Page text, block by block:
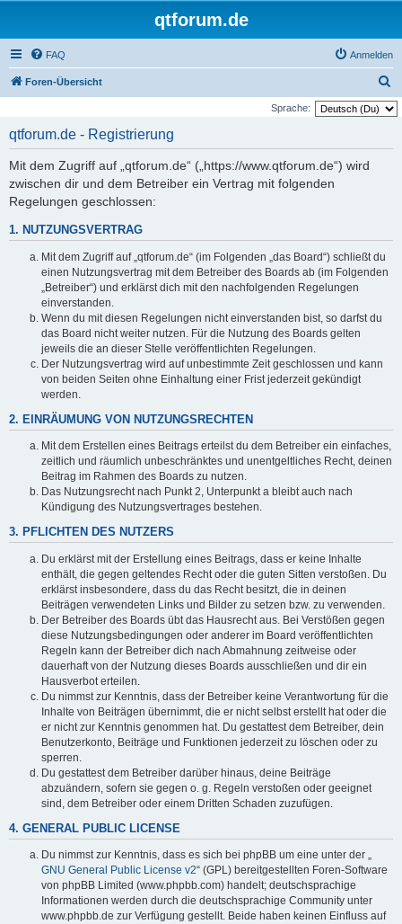
qtforum.de
FAQ Anmelden
Foren-Übersicht
u
Sprache:
qtforum.de - Registrierung
Mit dem Zugriff auf „qtforum.de“ („https://www.qtforum.de“) wird
zwischen dir und dem Betreiber ein Vertrag mit folgenden
Regelungen geschlossen:
1. NUTZUNGSVERTRAG
Mit dem Zugriff auf „qtforum.de“ (im Folgenden „das Board“) schließt du
einen Nutzungsvertrag mit dem Betreiber des Boards ab (im Folgenden
„Betreiber“) und erklärst dich mit den nachfolgenden Regelungen
einverstanden.
Wenn du mit diesen Regelungen nicht einverstanden bist, so darfst du
das Board nicht weiter nutzen. Für die Nutzung des Boards gelten
jeweils die an dieser Stelle veröffentlichten Regelungen.
Der Nutzungsvertrag wird auf unbestimmte Zeit geschlossen und kann
von beiden Seiten ohne Einhaltung einer Frist jederzeit gekündigt
werden.
2. EINRÄUMUNG VON NUTZUNGSRECHTEN
Mit dem Erstellen eines Beitrags erteilst du dem Betreiber ein einfaches,
zeitlich und räumlich unbeschränktes und unentgeltliches Recht, deinen
Beitrag im Rahmen des Boards zu nutzen.
Das Nutzungsrecht nach Punkt 2, Unterpunkt a bleibt auch nach
Kündigung des Nutzungsvertrages bestehen.
3. PFLICHTEN DES NUTZERS
Du erklärst mit der Erstellung eines Beitrags, dass er keine Inhalte
enthält, die gegen geltendes Recht oder die guten Sitten verstoßen. Du
erklärst insbesondere, dass du das Recht besitzt, die in deinen
Beiträgen verwendeten Links und Bilder zu setzen bzw. zu verwenden.
Der Betreiber des Boards übt das Hausrecht aus. Bei Verstößen gegen
diese Nutzungsbedingungen oder anderer im Board veröffentlichten
Regeln kann der Betreiber dich nach Abmahnung zeitweise oder
dauerhaft von der Nutzung dieses Boards ausschließen und dir ein
Hausverbot erteilen.
Du nimmst zur Kenntnis, dass der Betreiber keine Verantwortung für die
Inhalte von Beiträgen übernimmt, die er nicht selbst erstellt hat oder die
er nicht zur Kenntnis genommen hat. Du gestattest dem Betreiber, dein
Benutzerkonto, Beiträge und Funktionen jederzeit zu löschen oder zu
sperren.
Du gestattest dem Betreiber darüber hinaus, deine Beiträge
abzuändern, sofern sie gegen o. g. Regeln verstoßen oder geeignet
sind, dem Betreiber oder einem Dritten Schaden zuzufügen.
4. GENERAL PUBLIC LICENSE
Du nimmst zur Kenntnis, dass es sich bei phpBB um eine unter der „
GNU General Public License v2“ (GPL) bereitgestellten Foren-Software
von phpBB Limited (www.phpbb.com) handelt; deutschsprachige
Informationen werden durch die deutschsprachige Community unter
www.phpbb.de zur Verfügung gestellt. Beide haben keinen Einfluss auf